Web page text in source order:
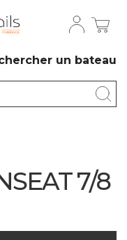
un bateau
7/8